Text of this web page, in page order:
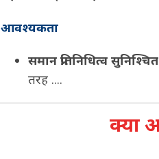
आवश्यकता
समान प्रतिनिधित्व
तरह ....
क्या